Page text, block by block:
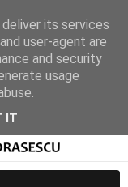
its services
user-agent are
and security
usage
IT